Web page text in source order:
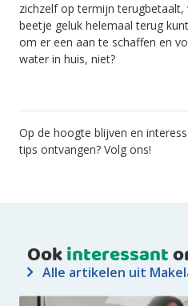
zichzelf op termijn
beetje geluk helemaal terug
om er een aan te schaffen en
water in huis, niet?
Op de hoogte blijven en
tips ontvangen? Volg ons!
Ookinteressant
Alle artikelen uit